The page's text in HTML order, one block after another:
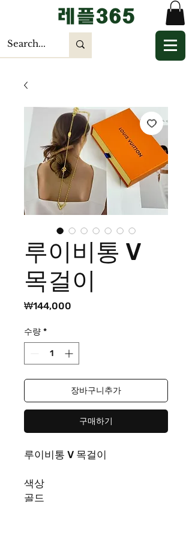
​레플365
루이비통 V
목걸이
₩144,000
수량 *
장바구니추가
구매하기
루이비통 V 목걸이
색상
골드